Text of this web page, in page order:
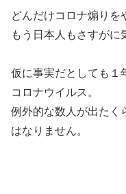
どんだけコロナ煽りを
もう日本人もさすがに
仮に事実だとしても１
コロナウイルス。
例外的な数人が出たく
はなりません。